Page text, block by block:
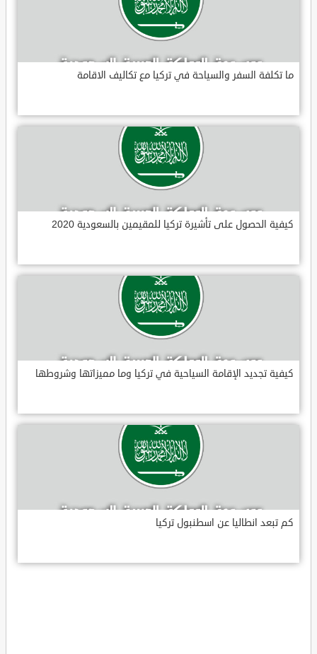
ما تكلفة السفر والسياحة في تركيا مع تكاليف الاقامة
كيفية الحصول على تأشيرة تركيا للمقيمين بالسعودية 2020
كيفية تجديد الإقامة السياحية في تركيا وما مميزاتها وشروطها
كم تبعد انطاليا عن اسطنبول تركيا